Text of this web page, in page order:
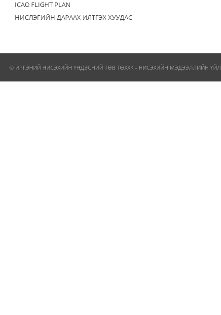
ICAO FLIGHT PLAN
НИСЛЭГИЙН ДАРААХ ИЛТГЭХ ХУУДАС
© ИРГЭНИЙ НИСЭХИЙН ҮНДЭСНИЙ ТӨВ ТӨХХК - НИСЭХИЙН МЭДЭЭЛЛИЙН